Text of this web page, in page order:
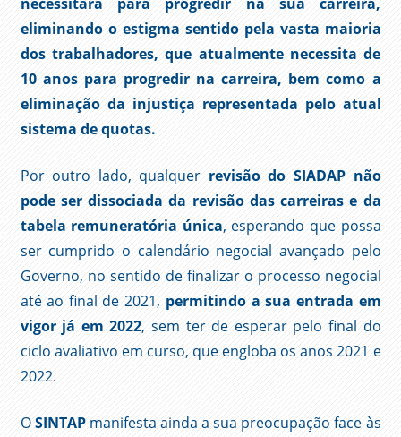
eliminando o estigma sentido pela vasta maioria
dos trabalhadores, que atualmente necessita de
10 anos para progredir na carreira, bem como a
eliminação da injustiça representada pelo atual
sistema de quotas.
Por outro lado, qualquer revisão do SIADAP não
pode ser dissociada da revisão das carreiras e da
tabela remuneratória única, esperando que possa
ser cumprido o calendário negocial avançado pelo
Governo, no sentido de finalizar o processo negocial
até ao final de 2021, permitindo a sua entrada em
vigor já em 2022, sem ter de esperar pelo final do
ciclo avaliativo em curso, que engloba os anos 2021 e
2022.
OSINTAPmanifesta ainda a sua preocupação face às